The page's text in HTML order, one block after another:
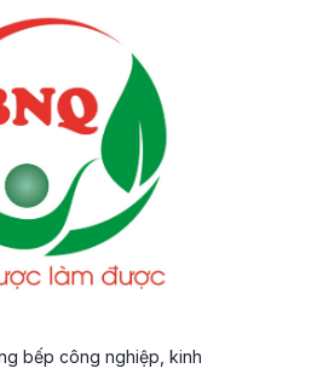
bếp công nghiệp, kinh